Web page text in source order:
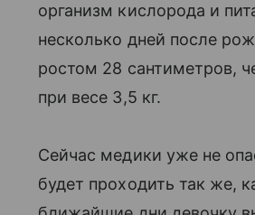
организм кислорода и
несколько дней после
ростом 28 сантиметров,
при весе 3,5 кг.
Сейчас медики уже не
будет проходить так же,